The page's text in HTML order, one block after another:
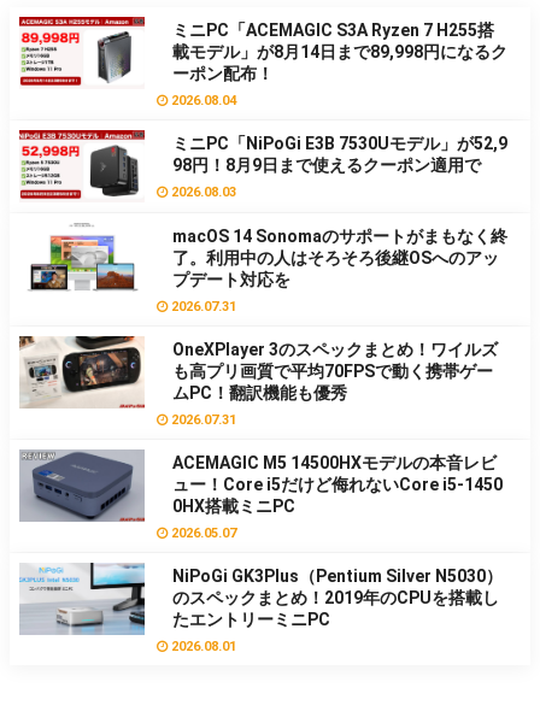
ミニPC「ACEMAGIC S3A Ryzen 7 H255搭
載モデル」が8月14日まで89,998円になるク
ーポン配布！
2026.08.04
ミニPC「NiPoGi E3B 7530Uモデル」が52,9
98円！8月9日まで使えるクーポン適用で
2026.08.03
macOS 14 Sonomaのサポートがまもなく終
了。利用中の人はそろそろ後継OSへのアッ
プデート対応を
2026.07.31
OneXPlayer 3のスペックまとめ！ワイルズ
も高プリ画質で平均70FPSで動く携帯ゲー
ムPC！翻訳機能も優秀
2026.07.31
ACEMAGIC M5 14500HXモデルの本音レビ
ュー！Core i5だけど侮れないCore i5-1450
0HX搭載ミニPC
2026.05.07
NiPoGi GK3Plus（Pentium Silver N5030）
のスペックまとめ！2019年のCPUを搭載し
たエントリーミニPC
2026.08.01